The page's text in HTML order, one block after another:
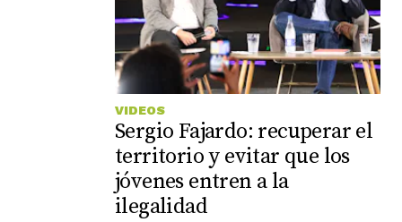
VIDEOS
Sergio Fajardo: recuperar el
territorio y evitar que los
jóvenes entren a la
ilegalidad